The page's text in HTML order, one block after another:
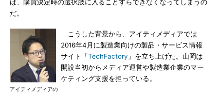
ば、購買決定時の選択肢に入ることすらできなくなってしまうの
だ。
アイティメディアの
こうした背景から、アイティメディアでは
2016年4月に製造業向けの製品・サービス情報
サイト「TechFactory 」を立ち上げた。山岡は
開設当初からメディア運営や製造業企業のマー
ケティング支援を担っている。